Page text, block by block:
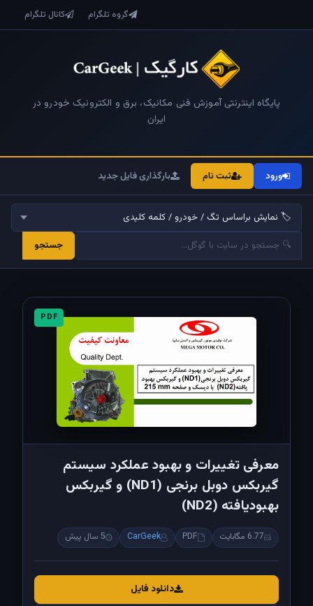
گروه تلگرام کانال تلگرام
پایگاه اینترنتی آموزش فنی مکانیک، برق و الکترونیک خودرو در
ایران
ورود ثبت نام بارگذاری فایل جدید
جستجو
PDF
معرفی تغییرات و بهبود عملکرد سیستم
گیربکس دوبل برنجی (ND1) و گیربکس
بهبودیافته (ND2)
6.77 مگابایت PDF
CarGeek 5 سال پیش
دانلود فایل